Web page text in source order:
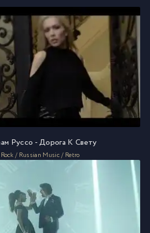
Руссо - Дорога К Свету
Rock / Russian Music / Retro